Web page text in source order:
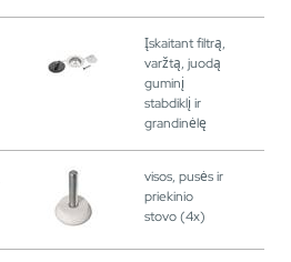
Įskaitant filtrą,
varžtą, juodą
guminį
stabdiklį ir
grandinėlę
visos, pusės ir
priekinio
stovo (4x)